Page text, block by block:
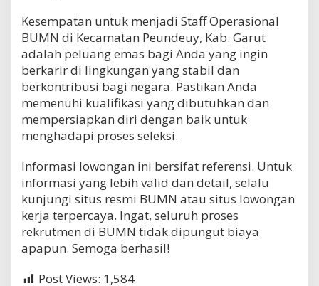
Kesempatan untuk menjadi Staff Operasional
BUMN di Kecamatan Peundeuy, Kab. Garut
adalah peluang emas bagi Anda yang ingin
berkarir di lingkungan yang stabil dan
berkontribusi bagi negara. Pastikan Anda
memenuhi kualifikasi yang dibutuhkan dan
mempersiapkan diri dengan baik untuk
menghadapi proses seleksi.
Informasi lowongan ini bersifat referensi. Untuk
informasi yang lebih valid dan detail, selalu
kunjungi situs resmi BUMN atau situs lowongan
kerja terpercaya. Ingat, seluruh proses
rekrutmen di BUMN tidak dipungut biaya
apapun. Semoga berhasil!
Post Views: 1,584